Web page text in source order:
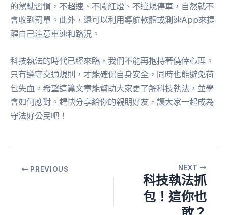
的駕駛習慣，不超速、不闖紅燈、不違規停車，自然就不
會收到罰單。此外，還可以利用導航軟體或測速App來提
醒自己注意車速和路況。
科技執法的時代已經來臨，我們不能再抱持著僥倖心理。
只有遵守交通規則，才能確保自身安全，同時也能避免荷
包失血。希望這篇文章能幫助大家更了解科技執法，並學
會如何應對。趕快分享給你的親朋好友，讓大家一起成為
守法好公民吧！
PREVIOUS NEXT
科技執法抓
包！這你也